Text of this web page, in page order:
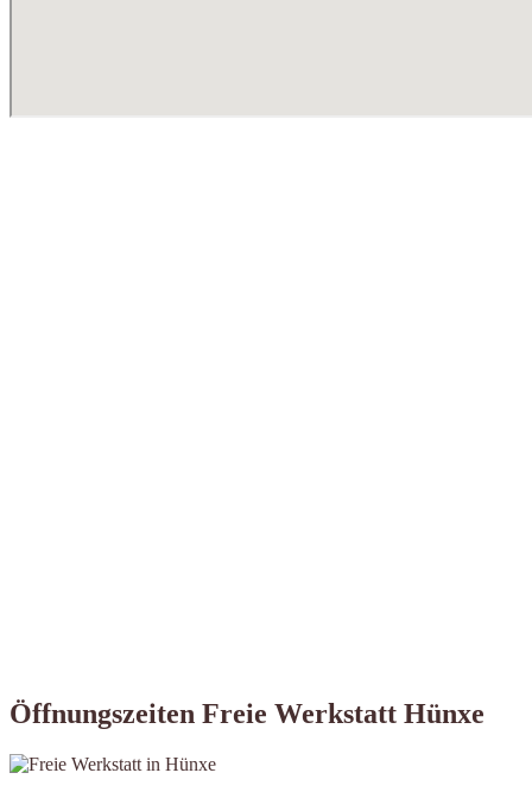
Öffnungszeiten Freie Werkstatt Hünxe